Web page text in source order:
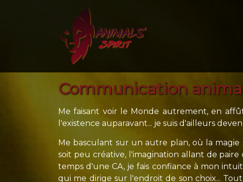
Communication
Me faisant voir le Monde autrement, en
l'existence auparavant... je suis d'ailleurs
Me basculant sur un autre plan, où la
soit peu créative, l'imagination allant de
temps d'une CA, je fais confiance à mon
qui me dirige sur l'endroit de son choix...